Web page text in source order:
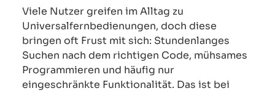
Viele Nutzer greifen im Alltag zu
Universalfernbedienungen, doch diese
bringen oft Frust mit sich: Stundenlanges
Suchen nach dem richtigen Code, mühsames
Programmieren und häufig nur
eingeschränkte Funktionalität. Das ist bei